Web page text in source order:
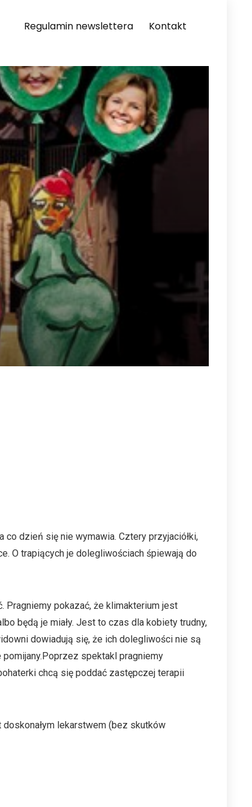
Regulamin newslettera Kontakt
dzień się nie wymawia. Cztery przyjaciółki,
O trapiących je dolegliwościach śpiewają do
Pragniemy pokazać, że klimakterium jest
będą je miały. Jest to czas dla kobiety trudny,
dowiadują się, że ich dolegliwości nie są
spektakl pragniemy
chcą się poddać zastępczej terapii
lekarstwem (bez skutków